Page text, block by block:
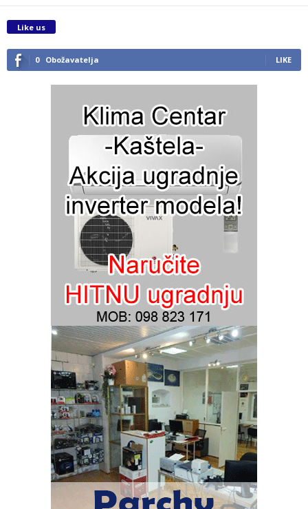
Like us
0 Obožavatelja LIKE